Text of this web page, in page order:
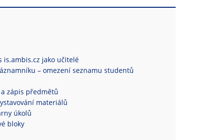
is.ambis.cz jako učitelé
– omezení seznamu studentů
zápis předmětů
materiálů
úkolů
bloky